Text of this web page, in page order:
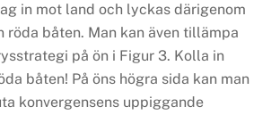
in mot land och lyckas därigenom
röda båten. Man kan även tillämpa
på ön i Figur 3. Kolla in
båten! På öns högra sida kan man
konvergensens uppiggande